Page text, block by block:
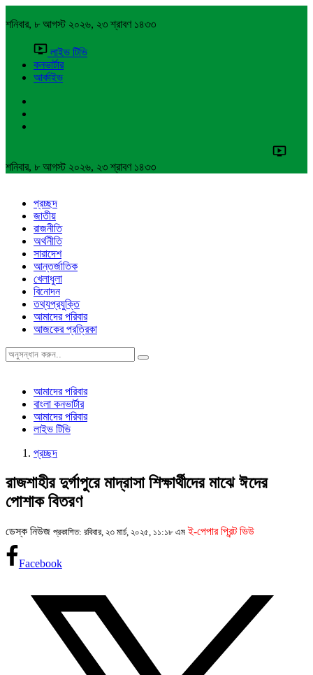
শনিবার, ৮ আগস্ট ২০২৬, ২৩ শ্রাবণ ১৪৩৩
লাইভ টিভি
কনভার্টার
আর্কাইভ
শনিবার, ৮ আগস্ট ২০২৬, ২৩ শ্রাবণ ১৪৩৩
প্রচ্ছদ
জাতীয়
রাজনীতি
অর্থনীতি
সারাদেশ
আন্তর্জাতিক
খেলাধুলা
বিনোদন
তথ্যপ্রযুক্তি
আমাদের পরিবার
আজকের প্রত্রিকা
আমাদের পরিবার
বাংলা কনভার্টার
আমাদের পরিবার
লাইভ টিভি
প্রচ্ছদ
রাজশাহীর দুর্গাপুরে মাদ্রাসা শিক্ষার্থীদের মাঝে ঈদের
পোশাক বিতরণ
ডেস্ক নিউজ প্রকাশিত: রবিবার, ২৩ মার্চ, ২০২৫, ১১:১৮ এম ই-পেপার প্রিন্ট ভিউ
Facebook